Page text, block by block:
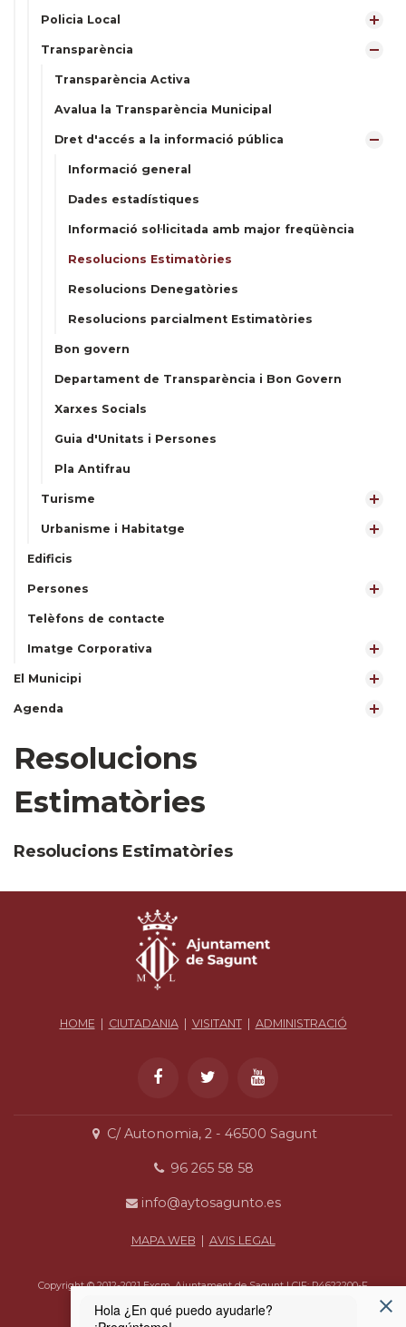
Policia Local
Transparència
Transparència Activa
Avalua la Transparència Municipal
Dret d'accés a la informació pública
Informació general
Dades estadístiques
Informació sol·licitada amb major freqüència
Resolucions Estimatòries
Resolucions Denegatòries
Resolucions parcialment Estimatòries
Bon govern
Departament de Transparència i Bon Govern
Xarxes Socials
Guia d'Unitats i Persones
Pla Antifrau
Turisme
Urbanisme i Habitatge
Edificis
Persones
Telèfons de contacte
Imatge Corporativa
El Municipi
Agenda
Resolucions
Estimatòries
Resolucions Estimatòries
HOME CIUTADANIA| VISITANT| ADMINISTRACIÓ
C/ Autonomia, 2 - 46500 Sagunt
96 265 58 58
info@aytosagunto.es
MAPA WEB AVIS LEGAL
Copyright © 2012-2021 Excm. Ajuntament de Sagunt | CIF: P4622200-F